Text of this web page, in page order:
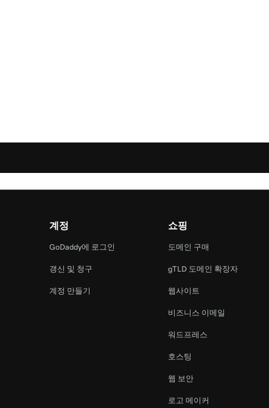
계정
GoDaddy에 로그인
갱신 및 청구
계정 만들기
쇼핑
도메인 구매
gTLD 도메인 확장자
웹사이트
비즈니스 이메일
워드프레스
호스팅
웹 보안
로고 메이커